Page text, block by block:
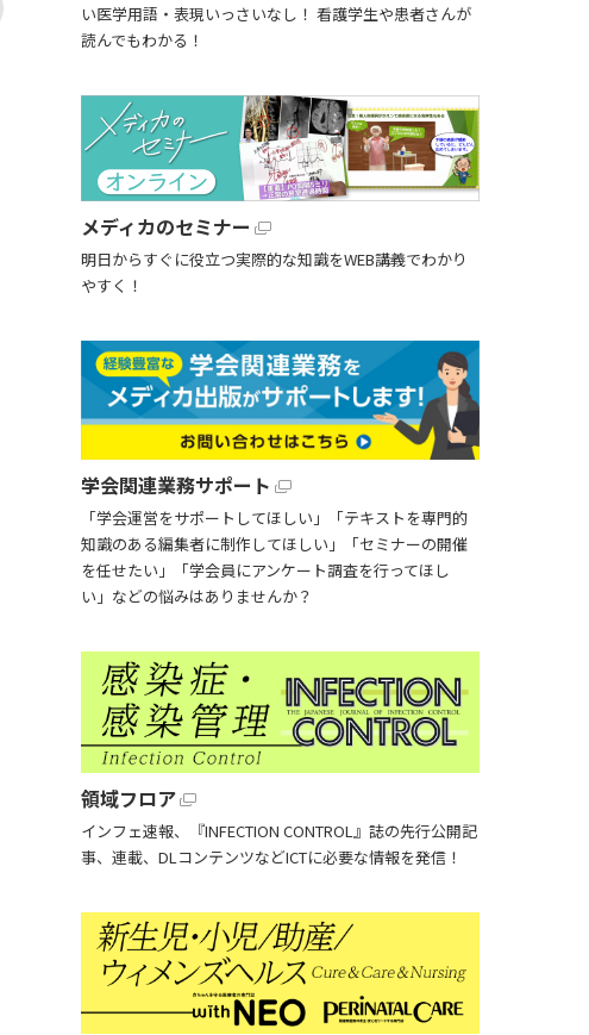
い医学用語・表現いっさいなし！ 看護学生や患者さんが
読んでもわかる！
メディカのセミナー
明日からすぐに役立つ実際的な知識をWEB講義でわかり
やすく！
学会関連業務サポート
「学会運営をサポートしてほしい」「テキストを専門的
知識のある編集者に制作してほしい」「セミナーの開催
を任せたい」「学会員にアンケート調査を行ってほし
い」などの悩みはありませんか？
領域フロア
インフェ速報、『INFECTION CONTROL』誌の先行公開記
事、連載、DLコンテンツなどICTに必要な情報を発信！